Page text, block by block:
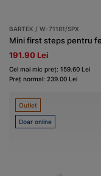
BARTEK / W-71181/SPX
191.90 Lei
Cel mai mic preț: 159.60 Lei
Preț normal: 239.00 Lei
Outlet
Doar online